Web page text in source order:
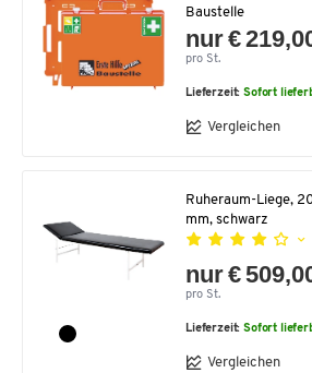
Baustelle
nur €
pro St.
Lieferzeit:Sofort
Vergleichen
Ruheraum-Liege,
mm, schwarz
nur €
pro St.
Lieferzeit:Sofort
Vergleichen